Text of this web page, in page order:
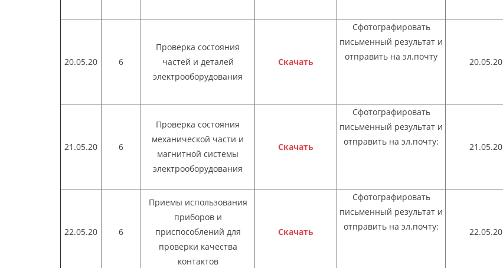
20.05.20 6
Проверка со­стояния
частей и деталей
электрооборудования
Скачать
Сфотографировать
письменный результат и
отправить на эл.почту
20.05.20
21.05.20 6
Проверка состояния
механической части и
магнитной системы
электрооборудования
Скачать
Сфотографировать
письменный результат и
отправить на эл.почту:
21.05.20
22.05.20 6
Приемы использования
приборов и
приспособлений для
проверки качества
контактов
Скачать
Сфотографировать
письменный результат и
отправить на эл.почту:
22.05.20